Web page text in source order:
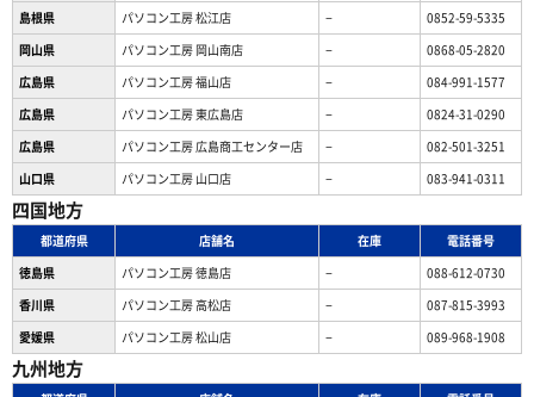
島根県
パソコン工房 松江店 −
0852-59-5335
岡山県
パソコン工房 岡山南店 −
0868-05-2820
広島県
パソコン工房 福山店 −
084-991-1577
広島県
パソコン工房 東広島店 −
0824-31-0290
広島県
パソコン工房 広島商工センター店 −
082-501-3251
山口県
パソコン工房 山口店 − 083-941-0311
四国地方
都道府県 店舗名 在庫
電話番号
徳島県
パソコン工房 徳島店 −
088-612-0730
香川県
パソコン工房 高松店 −
087-815-3993
愛媛県
パソコン工房 松山店 − 089-968-1908
九州地方